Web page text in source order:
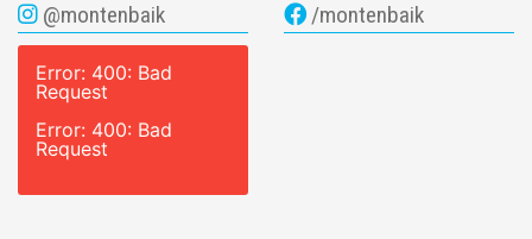
@montenbaik
Error: 400: Bad
Request
Error: 400: Bad
Request
/montenbaik